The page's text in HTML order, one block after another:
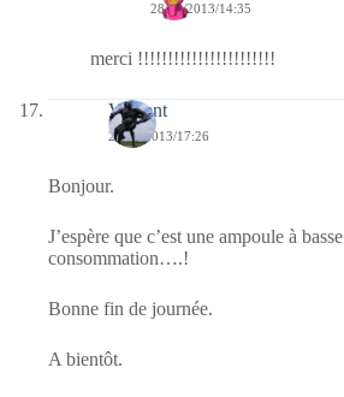
28/06/2013/14:35
merci !!!!!!!!!!!!!!!!!!!!!!!
Vincent
25/06/2013/17:26
Bonjour.
J’espère que c’est une ampoule à basse
consommation….!
Bonne fin de journée.
A bientôt.